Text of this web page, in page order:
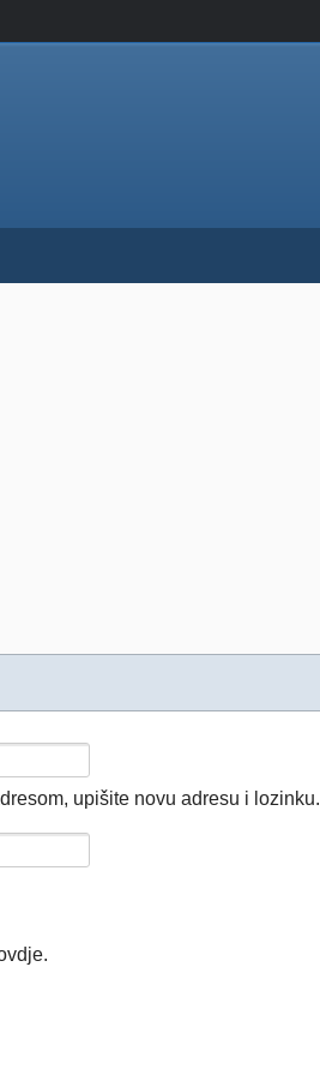
upišite novu adresu i lozinku.